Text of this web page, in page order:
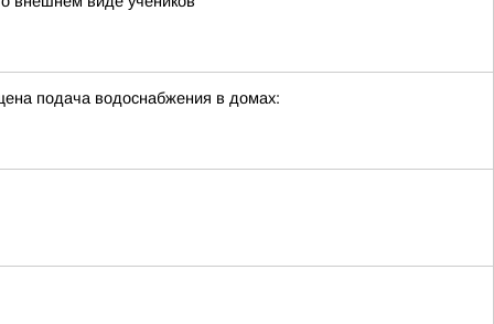
подача водоснабжения в домах: